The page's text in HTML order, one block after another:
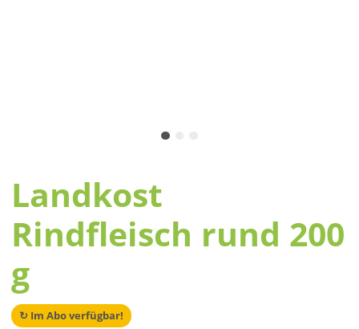
Landkost
Rindfleisch rund 200
g
↻ Im Abo verfügbar!